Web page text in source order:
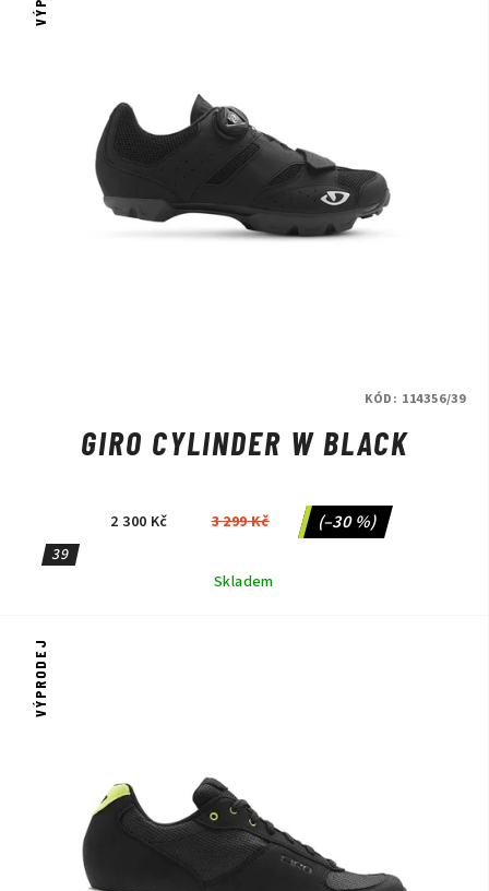
GIRO CYLINDER W BLACK
2 300 Kč 3 299 Kč (–30 %)
39
Skladem
KÓD: 114356/39
VÝPRODEJ